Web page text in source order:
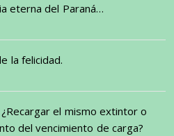
eterna del Paraná…
la felicidad.
el mismo extintor o
del vencimiento de carga?